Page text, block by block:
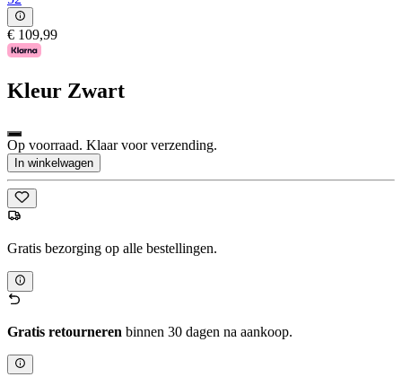
€ 109,99
Kleur Zwart
Op voorraad. Klaar voor verzending.
In winkelwagen
Gratis bezorging op alle bestellingen.
Gratis retourneren binnen 30 dagen na aankoop.